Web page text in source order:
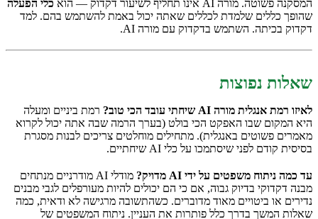
המסקנה פשוטה. מורה AI אינו תחליף לשיעור דקדוק — הוא
כלי הפעלה
שהופך כללים שלמדת לכללים שאתה יכול באמת להשתמש בהם. למד
דקדוק בכיתה. השתמש בדקדוק עם מורה AI.
שאלות נפוצות
לאיזו רמת אנגלית מורה AI שיחתי עובד הכי טוב?
רמת ביניים ומעלה
היא המקום שבו האפקט הכי בולט (בערך הרמה שבה אתה יכול לקרוא
מאמרים פשוטים באנגלית). מתחילים מוחלטים צריכים לבנות מסגרת
בסיסית קודם לפני שיסתמכו על כלי AI שיחתיים.
עד כמה ניתוח משפטים על ידי AI מדויק?
מודלי AI מודרניים מנתחים
מבנה דקדוקי בדיוק גבוה, אם כי הם יכולים להיות מעורפלים לגבי מבנים
נדירים או ביטויים מאוד מדוברים. כשהתשובה מרגישה לא ודאית, כמה
שאלות המשך בדרך כלל פותרות את העניין. ניתוח המשפטים של